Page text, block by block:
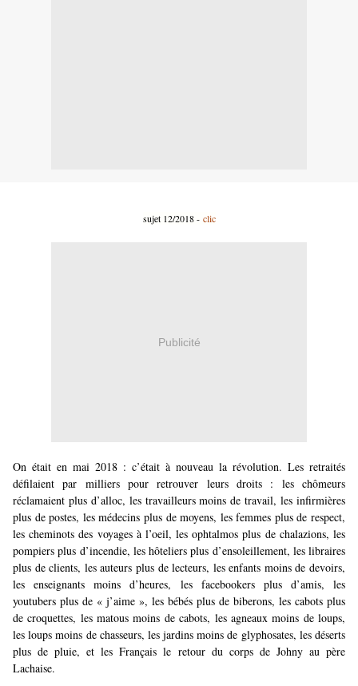
sujet 12/2018 - clic
Publicité
On était en mai 2018 : c’était à nouveau la révolution. Les retraités
défilaient par milliers pour retrouver leurs droits : les chômeurs
réclamaient plus d’alloc, les travailleurs moins de travail, les infirmières
plus de postes, les médecins plus de moyens, les femmes plus de respect,
les cheminots des voyages à l’oeil, les ophtalmos plus de chalazions, les
pompiers plus d’incendie, les hôteliers plus d’ensoleillement, les libraires
plus de clients, les auteurs plus de lecteurs, les enfants moins de devoirs,
les enseignants moins d’heures, les facebookers plus d’amis, les
youtubers plus de « j’aime », les bébés plus de biberons, les cabots plus
de croquettes, les matous moins de cabots, les agneaux moins de loups,
les loups moins de chasseurs, les jardins moins de glyphosates, les déserts
plus de pluie, et les Français le retour du corps de Johny au père
Lachaise.